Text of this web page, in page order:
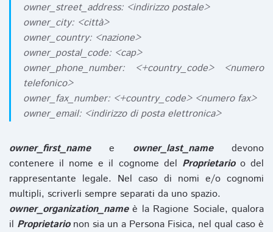
owner_street_address: <indirizzo postale>
owner_city: <città>
owner_country: <nazione>
owner_postal_code: <cap>
owner_phone_number: <+country_code> <numero
telefonico>
owner_fax_number: <+country_code> <numero fax>
owner_email: <indirizzo di posta elettronica>
owner_first_namee owner_last_namedevono
contenere il nome e il cognome del Proprietarioo del
rappresentante legale. Nel caso di nomi e/o cognomi
multipli, scriverli sempre separati da uno spazio.
owner_organization_nameè la Ragione Sociale, qualora
il Proprietarionon sia un a Persona Fisica, nel qual caso è